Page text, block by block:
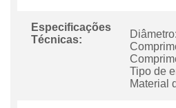
Especificações
Técnicas:
Tipo de
Material